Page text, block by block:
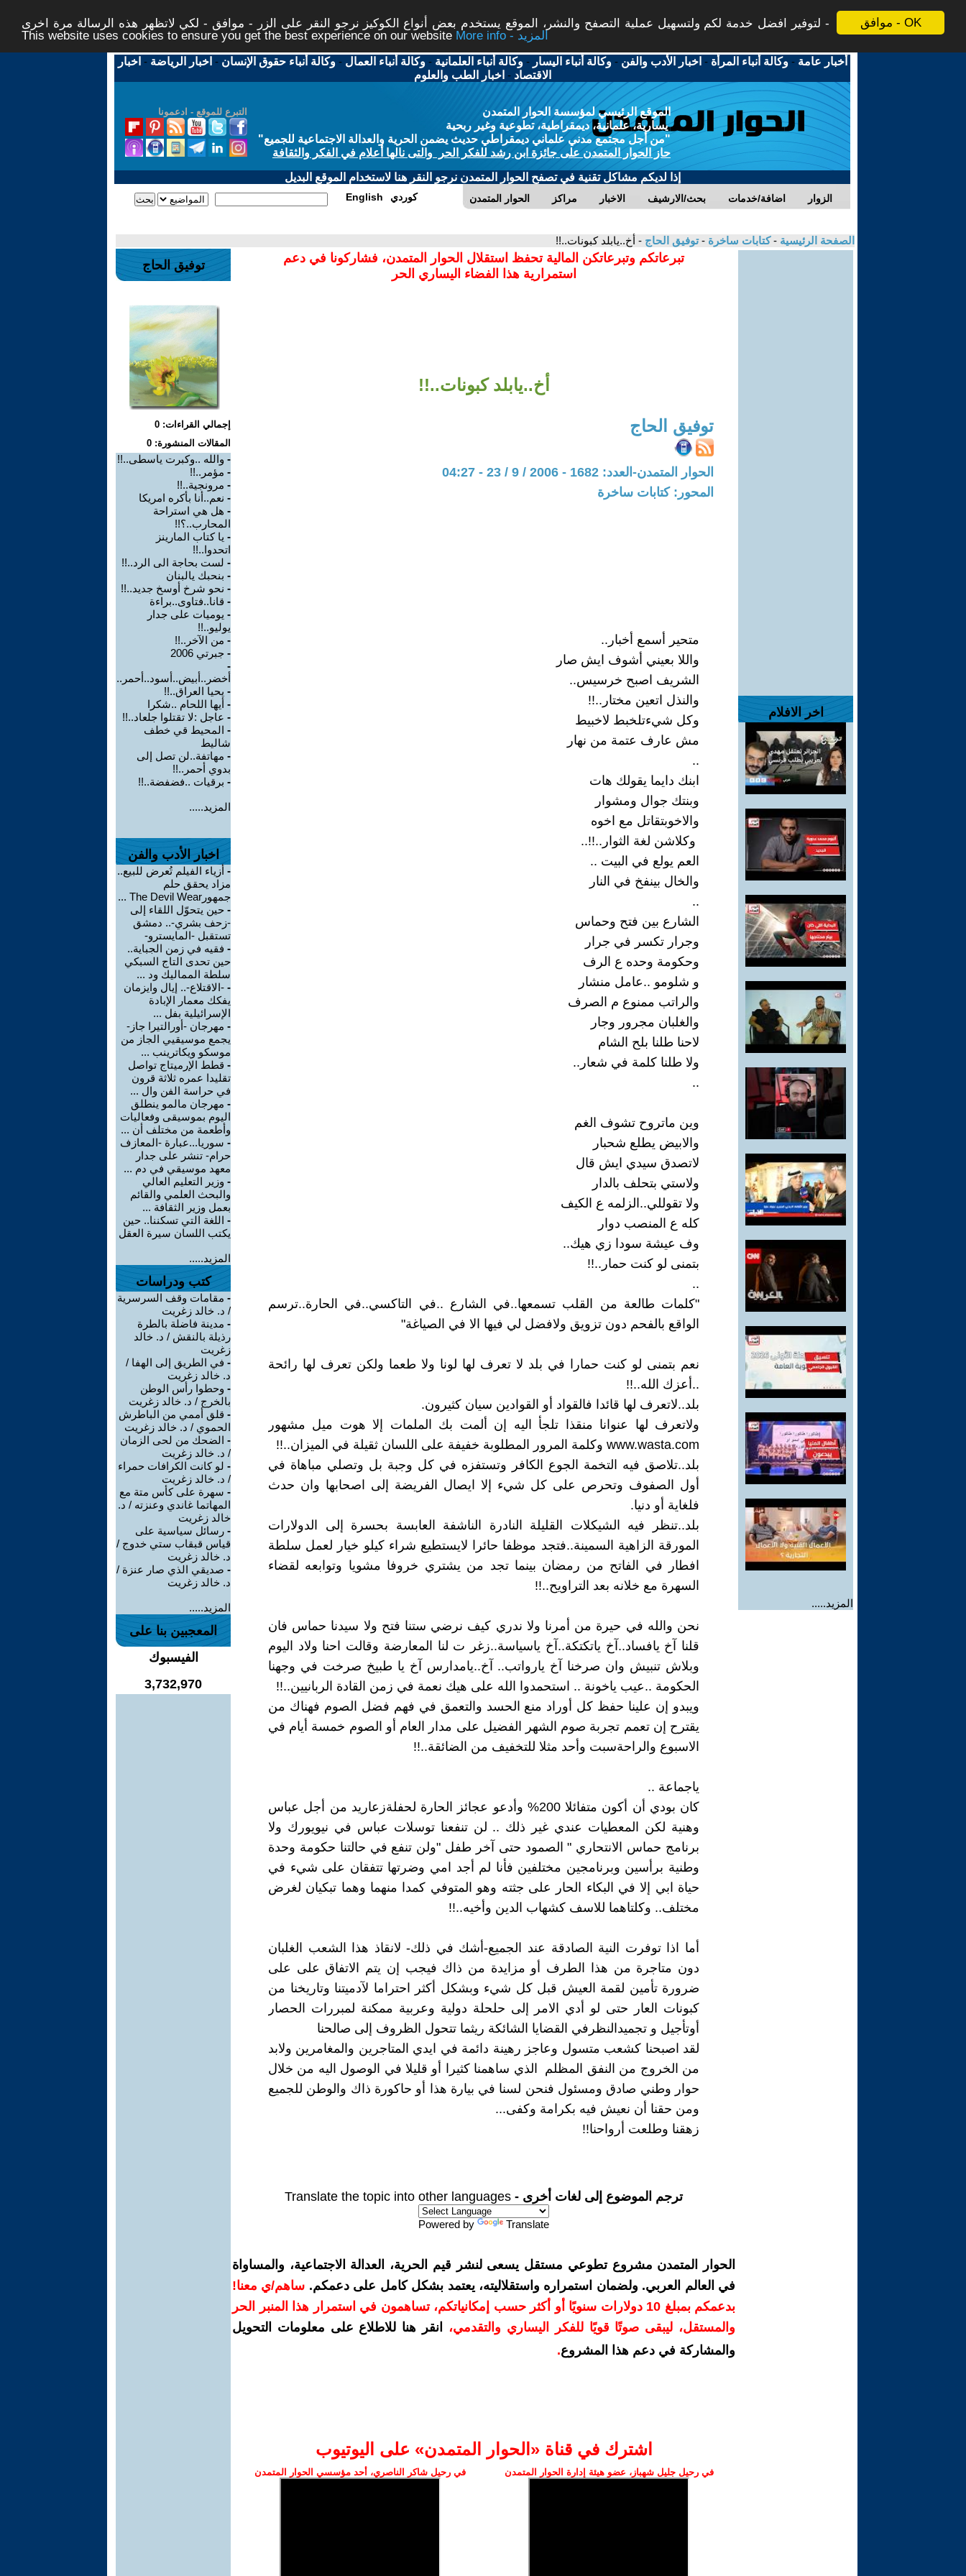
موافق - OK
لتوفير افضل خدمة لكم ولتسهيل عملية التصفح والنشر، الموقع يستخدم بعض أنواع الكوكيز نرجو النقر على الزر - موافق - لكي لاتظهر هذه الرسالة مرة اخرى -
This website uses cookies to ensure you get the best experience on our website
More info - المزيد
أخبار عامة -وكالة أنباء المرأة - اخبار الأدب والفن -وكالة أنباء اليسار -وكالة أنباء العلمانية -وكالة أنباء العمال -وكالة أنباء حقوق الإنسان - اخبار الرياضة - اخبار
الاقتصاد - اخبار الطب والعلوم
التبرع للموقع - ادعمونا
الموقع الرئيسي لمؤسسة الحوار المتمدن
يسارية، علمانية، ديمقراطية، تطوعية وغير ربحية
"من أجل مجتمع مدني علماني ديمقراطي حديث يضمن الحرية والعدالة الاجتماعية للجميع"
حاز الحوار المتمدن على جائزة ابن رشد للفكر الحر والتى نالها أعلام في الفكر والثقافة
إذا لديكم مشاكل تقنية في تصفح الحوار المتمدن نرجو النقر هنا لاستخدام الموقع البديل
الحوار المتمدن مراكز الاخبار بحث/الارشيف اضافة/خدمات الزوار English كوردي
الصفحة الرئيسية -كتابات ساخرة -توفيق الحاج - أخ..يابلد كبونات..!!
اخر الافلام
المزيد.....
تبرعاتكم وتبرعاتكن المالية تحفظ استقلال الحوار المتمدن، فشاركونا في دعم
استمرارية هذا الفضاء اليساري الحر
أخ..يابلد كبونات..!!
توفيق الحاج
الحوار المتمدن-العدد: 1682 - 2006 / 9 / 23 - 04:27
المحور: كتابات ساخرة
متحير أسمع أخبار..‏
واللا بعيني أشوف ايش صار
الشريف اصبح خرسيس..‏
والنذل اتعين مختار..!!‏
وكل شيءتلخبط لاخبيط
مش عارف عتمة من نهار
‏..‏
ابنك دايما يقولك هات
وبنتك جوال ومشوار
والاخوبتقاتل مع اخوه
‏ وكلاشن لغة الثوار..!!..‏
العم يولع في البيت ..‏
والخال بينفخ في النار
‏..‏
الشارع بين فتح وحماس
وجرار تكسر في جرار
وحكومة وحده ع الرف
و شلومو ..عامل منشار
والراتب ممنوع م الصرف
والغلبان مجرور وجار
لاحنا طلنا بلح الشام ‏
ولا طلنا كلمة في شعار..‏
‏..‏
وين ماتروح تشوف الغم
والابيض يطلع شحبار
لاتصدق سيدي ايش قال ‏
ولاستي بتحلف بالدار
ولا تقوللي..الزلمه ع الكيف
كله ع المنصب دوار
وف عيشة سودا زي هيك..‏
بتمنى لو كنت حمار..!!‏
‏..‏
‏"كلمات طالعة من القلب تسمعها..في الشارع ..في التاكسي..في ‏الحارة..ترسم
الواقع بالفحم دون تزويق ولافضل لي فيها الا في الصياغة"‏
نعم بتمنى لو كنت حمارا في بلد لا تعرف لها لونا ولا ‏طعما ولكن تعرف لها رائحة
..أعزك الله..!!‏
بلد..لاتعرف لها قائدا فالقواد أو القوادين سيان كثيرون.‏
ولاتعرف لها عنوانا منقذا تلجأ اليه إن ألمت بك الملمات إلا ‏هوت ميل مشهور
بلد..تلاصق فيه التخمة الجوع الكافر وتستفزه في كل ‏وجبة بل وتصلي مباهاة في
أول الصفوف وتحرص على ‏كل شيء إلا ايصال الفريضة إلى اصحابها وان حدث
فلغاية ‏أو دنيا.‏
بلد..تنظر فيه الشيكلات القليلة النادرة الناشفة العابسة ‏بحسرة إلى الدولارات
المورقة الزاهية ‏السمينة..فتجد موظفا حائرا لايستطيع شراء كيلو خيار ‏لعمل سلطة
افطار في الفاتح من رمضان بينما تجد ‏من يشتري خروفا مشويا وتوابعه لقضاء
السهرة مع خلانه ‏بعد التراويح..!!‏
نحن والله في حيرة من أمرنا ولا ندري كيف نرضي ستنا ‏فتح ولا سيدنا حماس فان
قلنا آخ يافساد..آخ ياتكتكة..آخ ‏ياسياسة..زغر ت لنا المعارضة وقالت احنا ولاد اليوم
‏وبلاش تنبيش وان صرخنا آخ يارواتب.. آخ..يامدارس آخ يا ‏طبيخ صرخت في وجهنا
الحكومة ..عيب ياخونة .. ‏استحمدوا الله على هيك نعمة في زمن القادة ‏الربانيين..!!‏
ويبدو إن علينا حفظ كل أوراد منع الحسد والتعمق في ‏فهم فضل الصوم فهناك من
يقترح إن تعمم تجربة صوم ‏الشهر الفضيل على مدار العام أو الصوم خمسة أيام في
‏الاسبوع والراحةسبت وأحد مثلا للتخفيف من الضائقة..!!‏
ياجماعة ..‏
كان بودي أن أكون متفائلا 200% وأدعو عجائز الحارة ‏لحفلةزعاريد من أجل عباس
وهنية لكن المعطيات عندي ‏غير ذلك .. لن تنفعنا توسلات عباس في نيويورك ولا
‏برنامج حماس الانتحاري " الصمود حتى آخر طفل "ولن ‏تنفع في حالتنا حكومة وحدة
وطنية برأسين وبرنامجين ‏مختلفين فأنا لم أجد امي وضرتها تتفقان على ‏شيء في
حياة ابي إلا في البكاء الحار على جثته وهو ‏المتوفي كمدا منهما وهما تبكيان لغرض
مختلف.. ‏وكلتاهما للاسف كشهاب الدين وأخيه..!!‏
أما اذا توفرت النية الصادقة عند الجميع-أشك في ذلك- ‏لانقاذ هذا الشعب الغلبان
دون متاجرة من هذا الطرف أو ‏مزايدة من ذاك فيجب إن يتم الاتفاق على على
ضرورة ‏تأمين لقمة العيش قبل كل شيء وبشكل أكثر احتراما ‏لآدميتنا وتاريخنا من
كبونات العار حتى لو أدي الامر إلى ‏حلحلة دولية وعربية ممكنة لمبررات الحصار
أوتأجيل و ‏تجميدالنظرفي القضايا الشائكة ريثما تتحول الظروف إلى ‏صالحنا ‏
لقد اصبحنا كشعب متسول وعاجز رهينة دائمة في ايدي ‏المتاجرين والمغامرين ولابد
من الخروج من النفق المظلم ‏‏ الذي ساهمنا كثيرا أو قليلا في الوصول اليه من خلال
‏حوار وطني صادق ومسئول فنحن لسنا في بيارة هذا أو ‏حاكورة ذاك والوطن للجميع
ومن حقنا أن نعيش فيه ‏بكرامة وكفى...‏
زهقنا وطلعت أرواحنا!!‏
ترجم الموضوع إلى لغات أخرى - Translate the topic into other languages
Powered by Translate
الحوار المتمدن مشروع تطوعي مستقل يسعى لنشر قيم الحرية، العدالة الاجتماعية، والمساواة
في العالم العربي. ولضمان استمراره واستقلاليته، يعتمد بشكل كامل على دعمكم. ساهم/ي معنا!
بدعمكم بمبلغ 10 دولارات سنويًا أو أكثر حسب إمكانياتكم، تساهمون في استمرار هذا المنبر الحر
والمستقل، ليبقى صوتًا قويًا للفكر اليساري والتقدمي،
انقر هنا للاطلاع على معلومات التحويل
والمشاركة في دعم هذا المشروع.
اشترك في قناة ‫«الحوار المتمدن» على اليوتيوب
في رحيل جليل شهباز، عضو هيئة إدارة الحوار المتمدن في رحيل شاكر الناصري، أحد مؤسسي الحوار المتمدن
توفيق الحاج
إجمالي القراءات: 0
المقالات المنشورة: 0
- والله ..وكبرت ياسطى..!!
- مؤمر..!!
- مرونجية..!!
- نعم..أنا بأكره امريكا
- هل هي استراحة
المحارب..؟!!
- يا كتاب المارينز
اتحدوا..!!
- لست بحاجة الى الرد..!!
- بنحبك يالبنان
- نحو شرخ أوسخ جديد..!!
- قانا..فتاوى..براءة
- يوميات على جدار
يوليو..!!
- من الآخر..!!
- جبرتي 2006
-
أخضر..أبيض..أسود..أحمر..
- يحيا العراق..!!
- أيها اللحام ..شكرا
- عاجل :لا تقتلوا جلعاد..!!
- المحيط قي خطف
شاليط
- مهاتفة..لن تصل إلى
بدوي أحمر..!!
- برقيات ..فضفضة..!!
المزيد.....
اخبار الأدب والفن
- أزياء الفيلم تُعرض للبيع..
مزاد يحقق حلم
جمهورThe Devil Wear ...
- حين يتحوّل اللقاء إلى
-زحف بشري-.. دمشق
تستقبل -المايسترو-
- فقيه في زمن الجباية..
حين تحدى التاج السبكي
سلطة المماليك ود ...
- -الاقتلاع-.. إيال وايزمان
يفكك معمار الإبادة
الإسرائيلية بفل ...
- مهرجان -أورالتيرا جاز-
يجمع موسيقيي الجاز من
موسكو ويكاترينب ...
- قطط الإرميتاج تواصل
تقليدا عمره ثلاثة قرون
في حراسة الفن وال ...
- مهرجان مالمو ينطلق
اليوم بموسيقى وفعاليات
وأطعمة من مختلف أن ...
- سوريا...عبارة -المعازف
حرام- تنشر على جدار
معهد موسيقي في دم ...
- وزير التعليم العالي
والبحث العلمي والقائم
بعمل وزير الثقافة ...
- اللغة التي تسكننا.. حين
يكتب اللسان سيرة العقل
المزيد.....
كتب ودراسات
- مقامات وقف السرسرية
/ د. خالد زغريت
- مدينة فاضلة بالطرة
رذيلة بالنقش / د. خالد
زغريت
- في الطريق إلى الهفا /
د. خالد زغريت
- وحطوا رأس الوطن
بالخرج / د. خالد زغريت
- قلق أممي من الباطرش
الحموي / د. خالد زغريت
- الضحك من لحى الزمان
/ د. خالد زغريت
- لو كانت الكرافات حمراء
/ د. خالد زغريت
- سهرة على كأس متة مع
المهاتما غاندي وعنزته / د.
خالد زغريت
- رسائل سياسية على
قياس قبقاب ستي خدوج /
د. خالد زغريت
- صديقي الذي صار عنزة /
د. خالد زغريت
المزيد.....
المعجبين بنا على
الفيسبوك
3,732,970